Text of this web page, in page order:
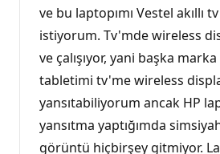
ve bu laptopımı Vestel akıllı
istiyorum. Tv'mde wireless
ve çalışıyor, yani başka
tabletimi tv'me wireless
yansıtabiliyorum ancak HP
yansıtma yaptığımda
görüntü hiçbirşey gitmiyor.